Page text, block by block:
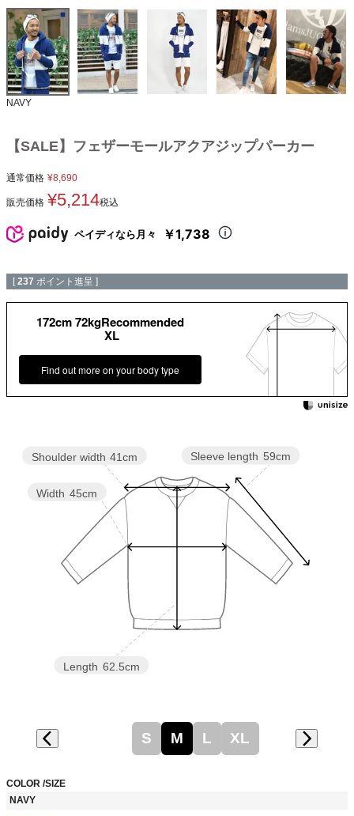
NAVY
【SALE】フェザーモールアクアジップパーカー
通常価格 ¥8,690
販売価格 ¥5,214税込
ペイディなら月々 ￥1,738
[ 237 ポイント進呈 ]
172cm 72kgRecommended
XL
Find out more on your body type
Sleeve length 59cm
Length 62.5cm
Width 45cm
Shoulder width 41cm
S M L XL
COLOR SIZE
NAVY